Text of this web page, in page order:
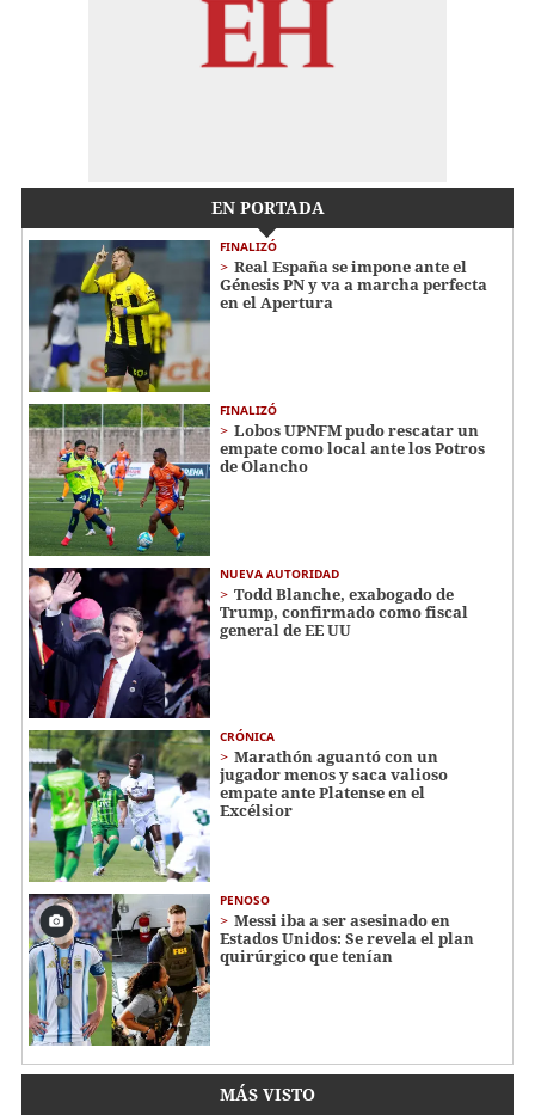
EN PORTADA
FINALIZÓ
Real España se impone ante el
Génesis PN y va a marcha perfecta
en el Apertura
FINALIZÓ
Lobos UPNFM pudo rescatar un
empate como local ante los Potros
de Olancho
NUEVA AUTORIDAD
Todd Blanche, exabogado de
Trump, confirmado como fiscal
general de EE UU
CRÓNICA
Marathón aguantó con un
jugador menos y saca valioso
empate ante Platense en el
Excélsior
PENOSO
Messi iba a ser asesinado en
Estados Unidos: Se revela el plan
quirúrgico que tenían
MÁS VISTO